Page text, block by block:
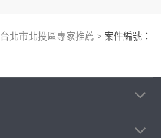
台北市北投區專家推薦 > 案件編號：